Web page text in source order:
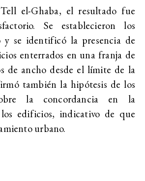
el-Ghaba, el resultado fue
Se establecieron los
se identificó la presencia de
enterrados en una franja de
de ancho desde el límite de la
también la hipótesis de los
la concordancia en la
edificios, indicativo de que
urbano.